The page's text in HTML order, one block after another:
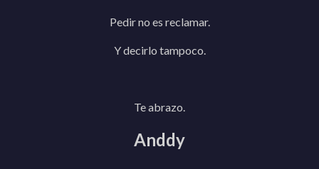
Pedir no es reclamar.
Y decirlo tampoco.
Te abrazo.
Anddy